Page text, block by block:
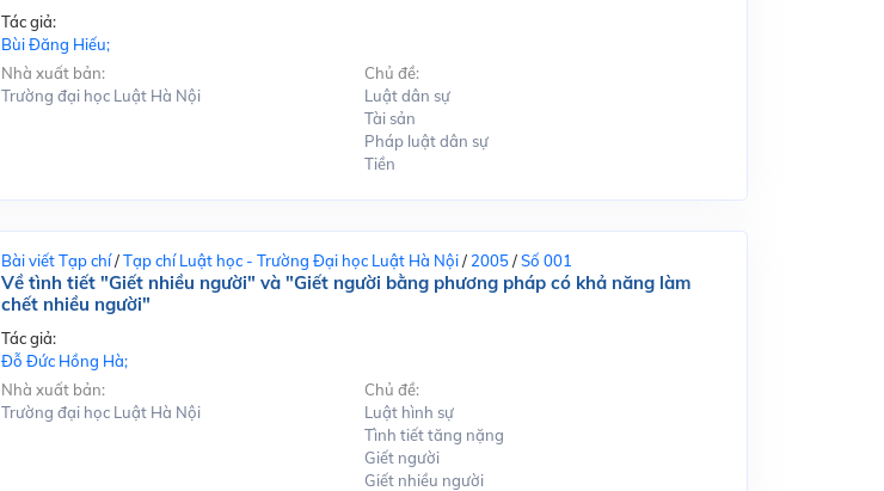
Tác giả:
Bùi Đăng Hiếu;
Nhà xuất bản:
Trường đại học Luật Hà Nội
Chủ đề:
Luật dân sự
Tài sản
Pháp luật dân sự
Tiền
Bài viết Tạp chí/Tạp chí Luật học - Trường Đại học Luật Hà Nội/ 2005/Số 001
Về tình tiết "Giết nhiều người" và "Giết người bằng phương pháp có khả năng làm
chết nhiều người"
Tác giả:
Đỗ Đức Hồng Hà;
Nhà xuất bản:
Trường đại học Luật Hà Nội
Chủ đề:
Luật hình sự
Tình tiết tăng nặng
Giết người
Giết nhiều người